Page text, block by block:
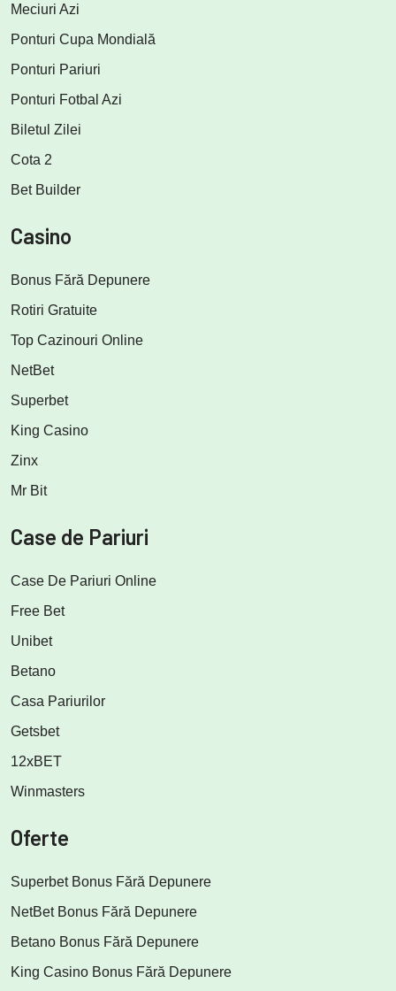
Meciuri Azi
Ponturi Cupa Mondială
Ponturi Pariuri
Ponturi Fotbal Azi
Biletul Zilei
Cota 2
Bet Builder
Casino
Bonus Fără Depunere
Rotiri Gratuite
Top Cazinouri Online
NetBet
Superbet
King Casino
Zinx
Mr Bit
Case de Pariuri
Case De Pariuri Online
Free Bet
Unibet
Betano
Casa Pariurilor
Getsbet
12xBET
Winmasters
Oferte
Superbet Bonus Fără Depunere
NetBet Bonus Fără Depunere
Betano Bonus Fără Depunere
King Casino Bonus Fără Depunere